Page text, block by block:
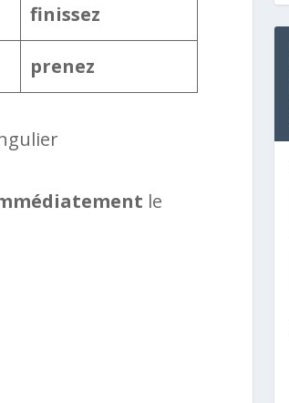
finissez
prenez
le